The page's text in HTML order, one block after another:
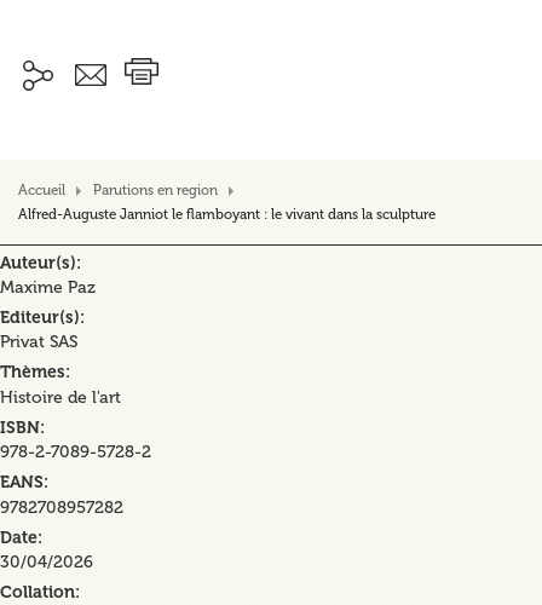
Accueil
Parutions en region
Alfred-Auguste Janniot le flamboyant : le vivant dans la sculpture
Auteur(s)
Maxime Paz
Editeur(s)
Privat SAS
Thèmes
Histoire de l'art
ISBN
978-2-7089-5728-2
EANS
9782708957282
Date
30/04/2026
Collation